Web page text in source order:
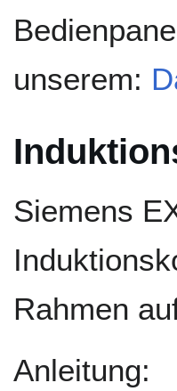
unserem:
Siemens
Rahmen
Anleitung: